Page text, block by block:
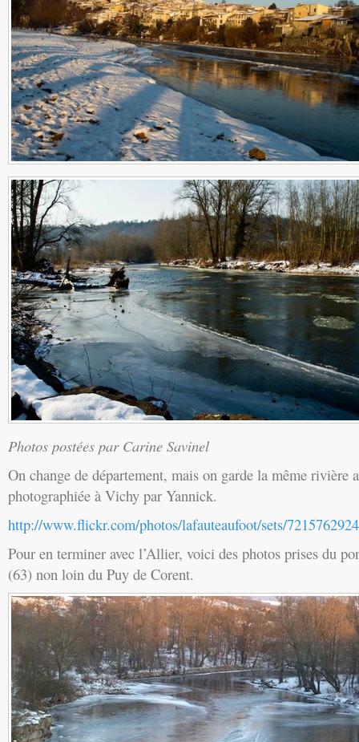
Photos postées par Carine Savinel
On change de département, mais on garde la même rivière
photographiée à Vichy par Yannick.
http://www.flickr.com/photos/lafauteaufoot/sets/
Pour en terminer avec l’Allier, voici des photos prises du
(63) non loin du Puy de Corent.